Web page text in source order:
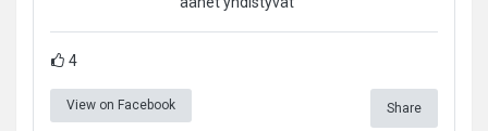
4
View on Facebook Share